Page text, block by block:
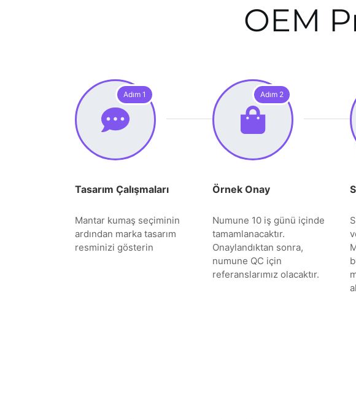
OEM
Adım 1
Tasarım Çalışmaları
Mantar kumaş seçiminin
ardından marka tasarım
resminizi gösterin
Adım 2
Örnek Onay
Numune 10 iş günü içinde
tamamlanacaktır.
Onaylandıktan sonra,
numune QC için
referanslarımız olacaktır.